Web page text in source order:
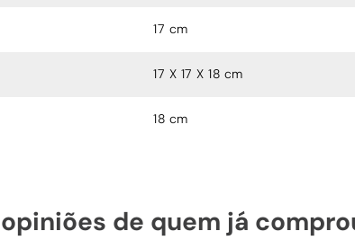
17 cm
17 X 17 X 18 cm
18 cm
de quem já